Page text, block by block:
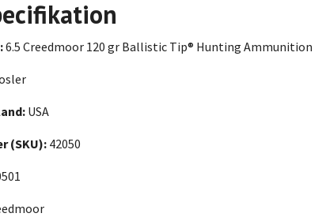
6.5 Creedmoor 120 gr Ballistic Tip® Hunting Ammunition
USA
(SKU):42050